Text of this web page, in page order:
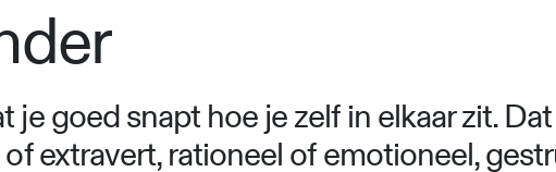
goed snapt hoe je zelf in elkaar zit.
extravert, rationeel of emotioneel,